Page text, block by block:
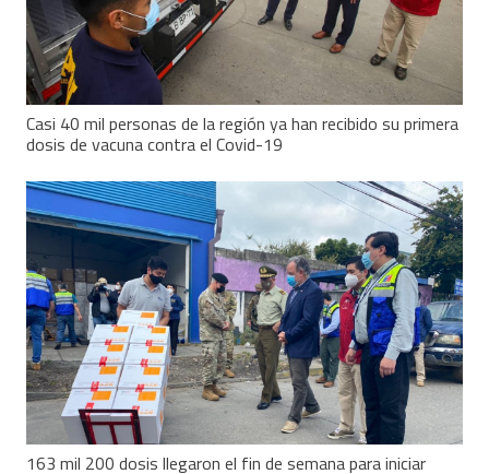
Casi 40 mil personas de la región ya han recibido su primera
dosis de vacuna contra el Covid-19
163 mil 200 dosis llegaron el fin de semana para iniciar